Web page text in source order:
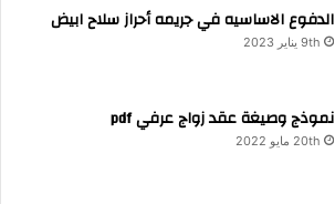
الدفوع الاساسيه في جريمه أحراز سلاح ابيض
9th يناير 2023
نموذج وصيغة عقد زواج عرفي pdf
20th مايو 2022